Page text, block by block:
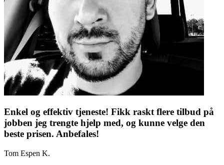
Enkel og effektiv tjeneste! Fikk raskt flere tilbud på
jobben jeg trengte hjelp med, og kunne velge den
beste prisen. Anbefales!
Tom Espen K.